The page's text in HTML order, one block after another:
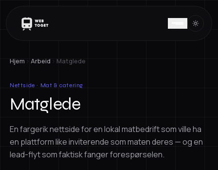
Hjem Arbeid Matglede
Nettside · Mat & catering
Matglede
En fargerik nettside for en lokal matbedrift som ville ha
en plattform like inviterende som maten deres — og en
lead-flyt som faktisk fanger forespørselen.